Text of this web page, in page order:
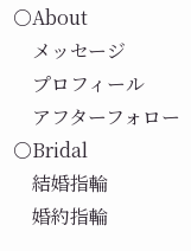
○About
メッセージ
プロフィール
アフターフォロー
○Bridal
結婚指輪
婚約指輪